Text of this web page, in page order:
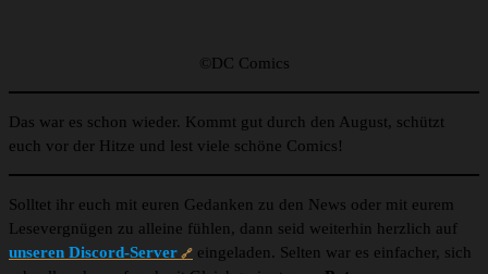
©DC Comics
Das war es schon wieder. Kommt gut durch den August, schützt
euch vor der Hitze und lest viele schöne Comics!
Solltet ihr euch mit euren Gedanken zu den News oder mit eurem
Lesevergnügen zu alleine fühlen, dann seid weiterhin herzlich auf
unseren Discord-Server
eingeladen. Selten war es einfacher, sich